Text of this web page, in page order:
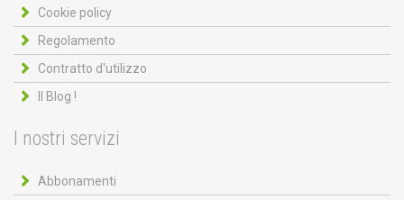
Cookie policy
Regolamento
Contratto d'utilizzo
Il Blog !
I nostri servizi
Abbonamenti